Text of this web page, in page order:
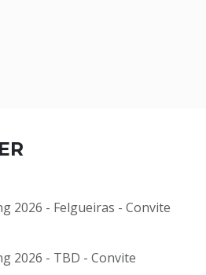
2026 - Felgueiras - Convite
2026 - TBD - Convite